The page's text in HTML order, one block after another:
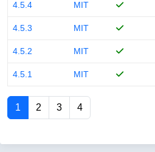
4.5.4 MIT
4.5.3 MIT
4.5.2 MIT
4.5.1 MIT
1 2 3 4